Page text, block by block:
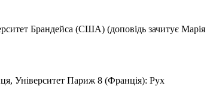
Брандейса (США) (доповідь зачитує Марія
Університет Париж 8 (Франція): Рух